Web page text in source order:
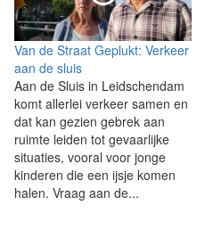
Van de Straat Geplukt: Verkeer
aan de sluis
Aan de Sluis in Leidschendam
komt allerlei verkeer samen en
dat kan gezien gebrek aan
ruimte leiden tot gevaarlijke
situaties, vooral voor jonge
kinderen die een ijsje komen
halen. Vraag aan de...